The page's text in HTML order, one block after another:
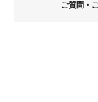
ご質問・